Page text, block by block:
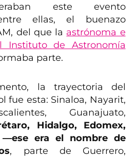
este evento
ellas, el buenazo
del que la astrónoma e
Instituto de Astronomía
parte.
la trayectoria del
fue esta: Sinaloa, Nayarit,
Guanajuato,
Hidalgo, Edomex,
—ese era el nombre de
, parte de Guerrero,